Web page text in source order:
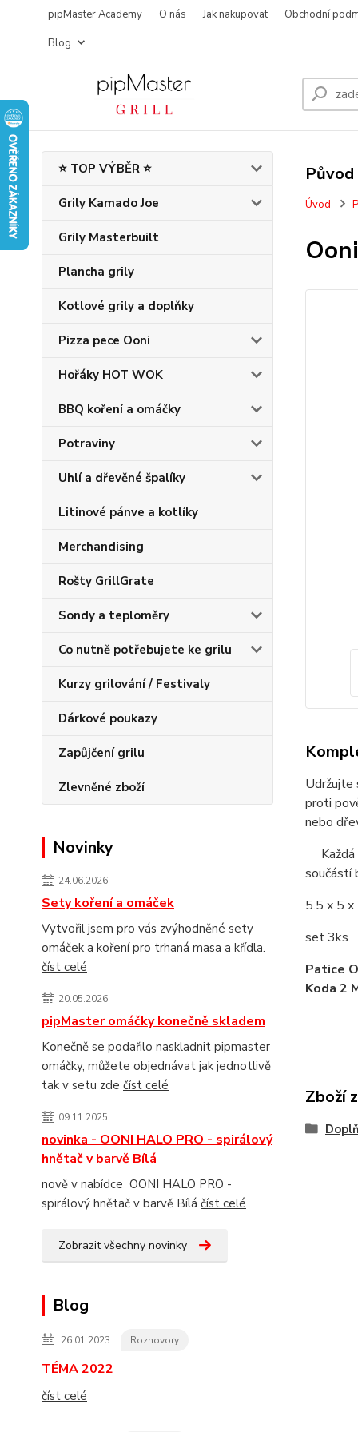
pipMaster Academy O nás Jak nakupovat
Obchodní
Blog
⭐ TOP VÝBĚR ⭐
Grily Kamado Joe
Grily Masterbuilt
Plancha grily
Kotlové grily a doplňky
Pizza pece Ooni
Hořáky HOT WOK
BBQ koření a omáčky
Potraviny
Uhlí a dřevěné špalíky
Litinové pánve a kotlíky
Merchandising
Rošty GrillGrate
Sondy a teploměry
Co nutně potřebujete ke grilu
Kurzy grilování / Festivaly
Dárkové poukazy
Zapůjčení grilu
Zlevněné zboží
Novinky
24.06.2026
Sety koření a omáček
Vytvořil jsem pro vás zvýhodněné sety
omáček a koření pro trhaná masa a křídla.
číst celé
20.05.2026
pipMaster omáčky konečně skladem
Konečně se podařilo naskladnit pipmaster
omáčky, můžete objednávat jak jednotlivě
tak v setu zde číst celé
09.11.2025
novinka - OONI HALO PRO - spirálový
hnětač v barvě Bílá
nově v nabídce OONI HALO PRO -
spirálový hnětač v barvě Bílá číst celé
Zobrazit všechny novinky
Blog
26.01.2023 Rozhovory
TÉMA 2022
číst celé
Úvod
Udržujte
proti
nebo
Každá
5.5 x 5 x
set 3ks
Patice
Koda 2
Zboží